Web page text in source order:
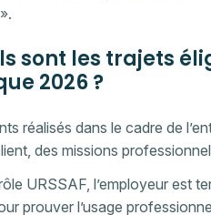
sont les trajets
2026 ?
réalisés dans le cadre de
des missions
URSSAF, l’employeur est
prouver l’usage